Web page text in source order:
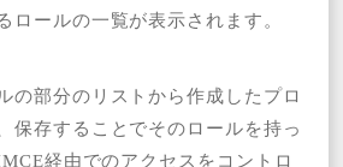
ロールの一覧が表示されます。
の部分のリストから作成したプロ
保存することでそのロールを持っ
経由でのアクセスをコントロ